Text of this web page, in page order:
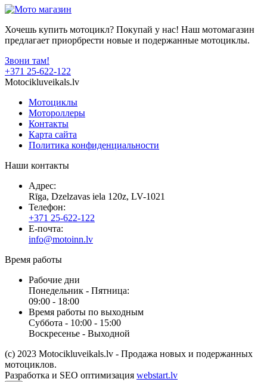
Хочешь купить мотоцикл? Покупай у нас! Наш мотомагазин
предлагает приорбрести новые и подержанные мотоциклы.
Звони там!
+371 25-622-122
Motocikluveikals.lv
Мотоциклы
Мотороллеры
Контакты
Карта сайта
Политика конфиденциальности
Наши контакты
Адрес:
Rīga, Dzelzavas iela 120z, LV-1021
Телефон:
+371 25-622-122
E-почта:
info@motoinn.lv
Время работы
Рабочие дни
Понедельник - Пятница:
09:00 - 18:00
Время работы по выходным
Суббота - 10:00 - 15:00
Воскресенье - Выходной
(c) 2023 Motocikluveikals.lv - Продажа новых и подержанных
мотоциклов.
Разработка и SEO оптимизация webstart.lv